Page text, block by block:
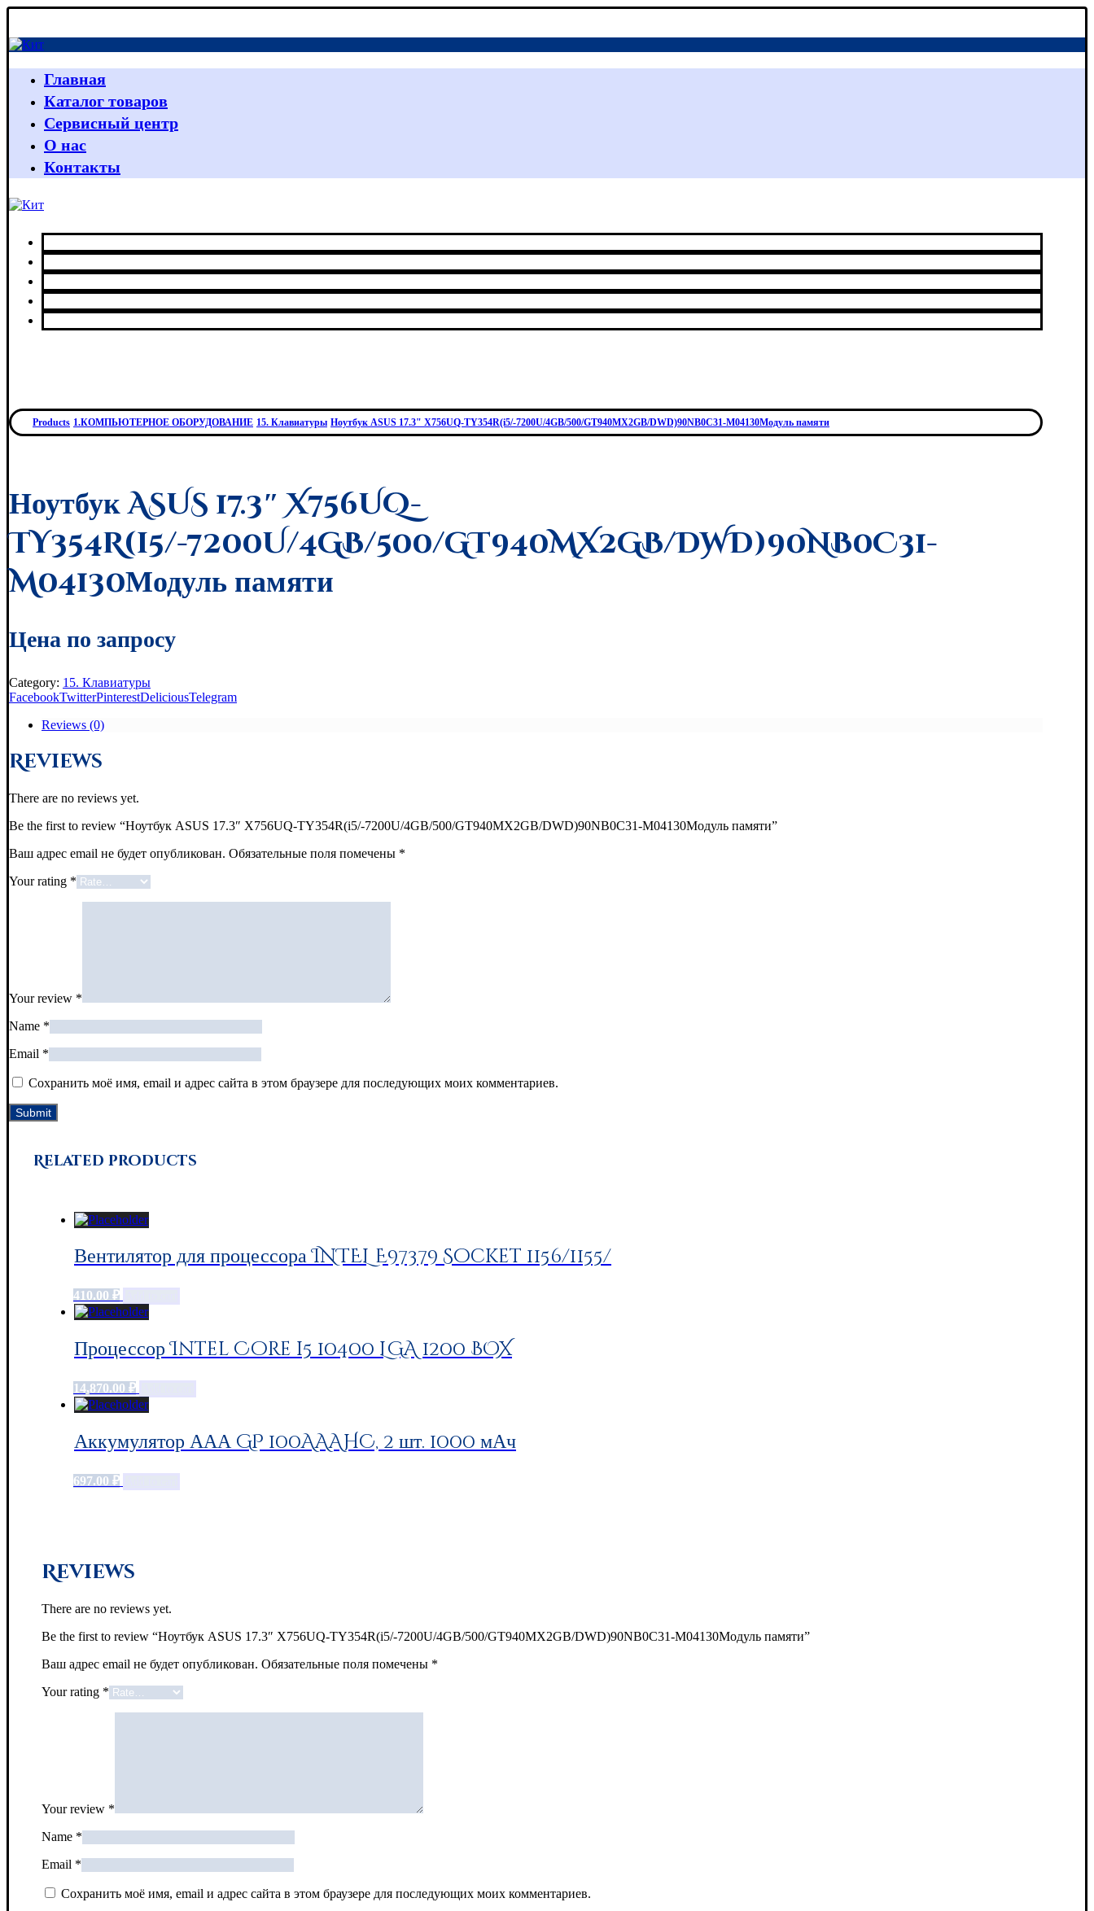
Главная
Каталог товаров
Сервисный центр
О нас
Контакты
Products 1.КОМПЬЮТЕРНОЕ ОБОРУДОВАНИЕ 15. Клавиатуры Ноутбук ASUS 17.3" X756UQ-TY354R(i5/-7200U/4GB/500/GT940MX2GB/DWD)90NB0C31-M04130Модуль памяти
Ноутбук ASUS 17.3″ X756UQ-
TY354R(i5/-7200U/4GB/500/GT940MX2GB/DWD)90NB0C31-
M04130Модуль памяти
Цена по запросу
Category: 15. Клавиатуры
FacebookTwitterPinterestDeliciousTelegram
Reviews (0)
Reviews
There are no reviews yet.
Be the first to review “Ноутбук ASUS 17.3″ X756UQ-TY354R(i5/-7200U/4GB/500/GT940MX2GB/DWD)90NB0C31-M04130Модуль памяти”
Ваш адрес email не будет опубликован. Обязательные поля помечены *
Your rating *
Your review *
Name *
Email *
Сохранить моё имя, email и адрес сайта в этом браузере для последующих моих комментариев.
Related products
Вентилятор для процессора INTEL E97379 Socket 1156/1155/
410.00 ₽
Процессор Intel Core i5 10400 LGA 1200 BOX
14,870.00 ₽
Аккумулятор ААА GP 100AAAHC, 2 шт. 1000 мАч
697.00 ₽
Reviews
There are no reviews yet.
Be the first to review “Ноутбук ASUS 17.3″ X756UQ-TY354R(i5/-7200U/4GB/500/GT940MX2GB/DWD)90NB0C31-M04130Модуль памяти”
Ваш адрес email не будет опубликован. Обязательные поля помечены *
Your rating *
Your review *
Name *
Email *
Сохранить моё имя, email и адрес сайта в этом браузере для последующих моих комментариев.